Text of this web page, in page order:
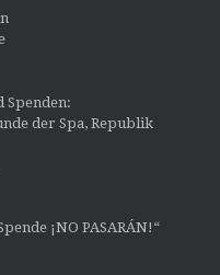
der Spa, Republik
¡NO PASARÁN!“